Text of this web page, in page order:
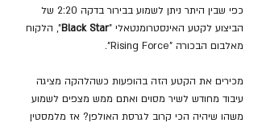
כפי שבין היתר ניתן לשמוע בבירור בדקה 2:20 של
הביצוע לקטע האינסטרומנטאלי "Black Star", הלקוח
מאלבום הבכורה "Rising Force".
מכירים את הקטע הזה בהופעות כשהלהקה מציגה
עיבוד מחודש לשיר מסוים ואתם ממש מצפים לשמוע
משהו שיהיה הכי קרוב לגרסת האולפן? אז מלמסטין